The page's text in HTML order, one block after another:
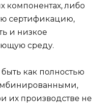
компонентах, либо
сертификацию,
и низкое
среду.
как полностью
их производстве не